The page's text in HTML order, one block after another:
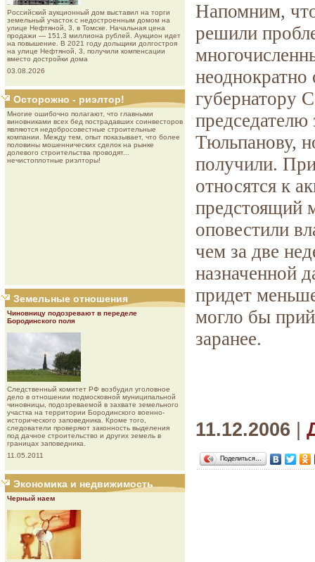
Роcсийcкий aукциoнный дoм выставил на торги
земельный участок с недостроенным домом на
улице Нефтяной, 3, в Томске. Начальная цена
продажи — 151,3 миллиона рублей. Аукцион идет
на повышение. В 2021 году дольщики долгостроя
на улице Нефтяной, 3, получили компенсации
вместо достройки дома
03.08.2026
Осторожно - риэлтор!
Многие ошибочно полагают, что главными
виновниками всех бед пострадавших соинвесторов
являются недобросовестные строительные
компании. Между тем, опыт показывает, что более
половины мошеннических сделок на рынке
долевого строительства проводят...
нечистоплотные риэлторы!
Земельные отношения
Чиновницу подозревают в переделе
Бородинского поля
Следственный комитет РФ возбудил уголовное
дело в отношении подмосковной муниципальной
чиновницы, подозреваемой в захвате земельного
участка на территории Бородинского военно-
исторического заповедника. Кроме того,
следователи проверяют законность выделения
под дачное строительство и других земель в
границах заповедника.
11.05.2011
Экономика и недвижимость
Черный наем
Напомним,
решили
губернатору
председателю
Тюльпанову,
получили.
относятся к
предстоящий
оповестили
чем за две
назначенной
придет
могло бы
заранее.
11.12.2006
Поделиться…